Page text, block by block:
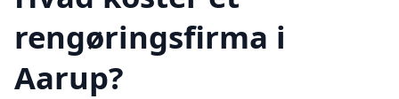
rengøringsfirma i
Aarup?